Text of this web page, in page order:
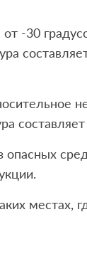
-30
местах,